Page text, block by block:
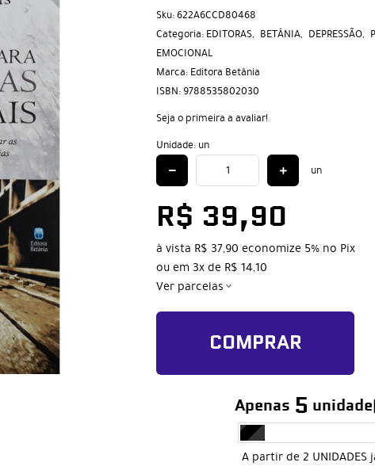
Sku: 622A6CCD80468
Categoria: EDITORAS BETÂNIA DEPRESSÃO
EMOCIONAL
Marca: Editora Betânia
ISBN: 9788535802030
Seja o primeira a avaliar!
Unidade: un
un
R$ 39,90
à vista R$ 37,90 economize 5% no Pix
ou em 3xde R$ 14,10
Ver parcelas
COMPRAR
Apenas 5
A partir de 2